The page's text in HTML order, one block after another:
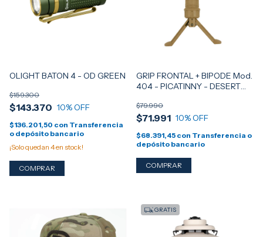
OLIGHT BATON 4 - OD GREEN
$143.370
$159.300
10% OFF
$136.201,50 con Transferencia
o depósito bancario
¡Solo quedan 4en stock!
GRIP FRONTAL + BIPODE Mod.
404 - PICATINNY - DESERT
$71.991
$79.990
10% OFF
$68.391,45 con Transferencia o
depósito bancario
GRATIS